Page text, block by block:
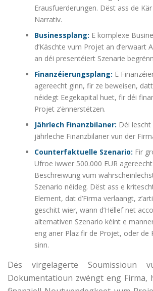
Erausfuerderungen. Dëst ass de
Narrativ.
Businessplang: E komplexe
d’Käschte vum Projet an d’erwaart
an déi presentéiert Szenarie
Finanzéierungsplang: E
agereecht ginn, fir ze beweisen,
néidegt Eegekapital huet, fir déi
Projet z’ënnerstëtzen.
Jährlech Finanzbilaner: Déi lescht
jährleche Finanzbilaner vun der
Counterfaktuelle Szenario: Fir
Ufroe iwwer 500.000 EUR
Beschreiwung vum
Szenario néideg. Dëst ass e
Element, dat d’Firma verlaangt,
geschitt wier, wann d’Hëllef net
alternativen Szenario kéint e
eng aner Plaz fir de Projet, oder de
sinn.
Dës virgelagerte Soumissioun
Dokumentatioun zwéngt eng Firma,